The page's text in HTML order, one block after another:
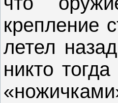
крепление
летел
никто